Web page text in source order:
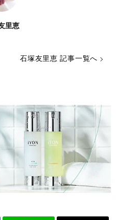
里恵
石塚友里恵 記事一覧へ